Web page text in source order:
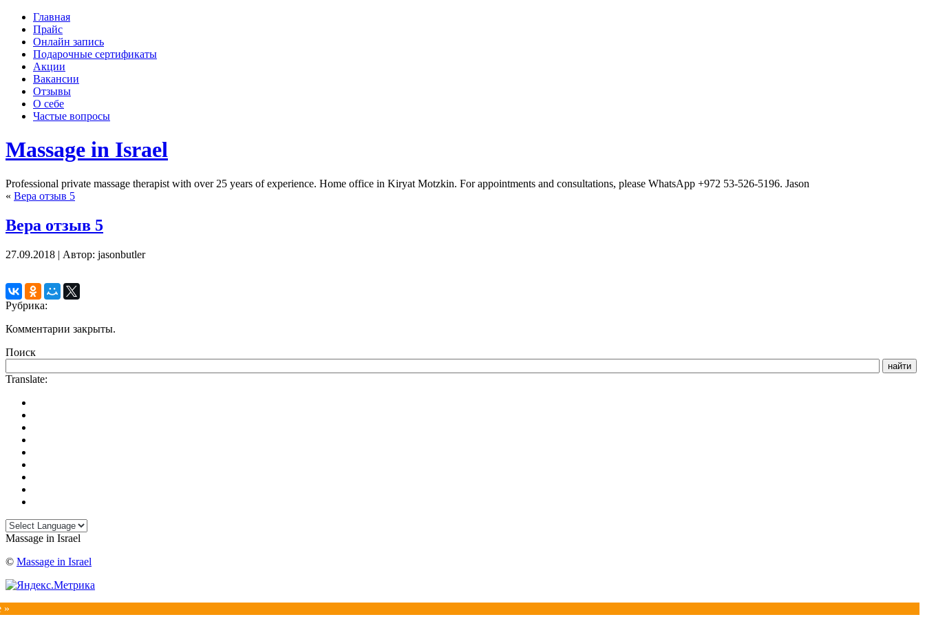
Главная
Прайс
Онлайн запись
Подарочные сертификаты
Акции
Вакансии
Отзывы
О себе
Частые вопросы
Massage in Israel
Professional private massage therapist with over 25 years of experience. Home office in Kiryat Motzkin. For appointments and consultations, please WhatsApp +972 53-526-5196. Jason
« Вера отзыв 5
Вера отзыв 5
27.09.2018 | Автор: jasonbutler
Рубрика:
Комментарии закрыты.
Поиск
Translate:
Massage in Israel
© Massage in Israel
»